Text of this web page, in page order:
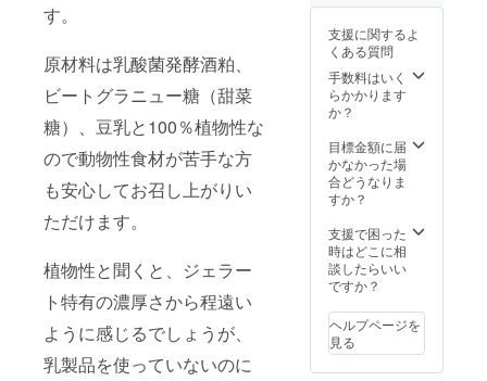
す。
原材料は乳酸菌発酵酒粕、
ビートグラニュー糖（甜菜
糖）、豆乳と100％植物性な
ので動物性食材が苦手な方
も安心してお召し上がりい
ただけます。
植物性と聞くと、ジェラー
ト特有の濃厚さから程遠い
ように感じるでしょうが、
乳製品を使っていないのに
支援に関するよ
くある質問
手数料はいく
らかかります
か？
目標金額に届
かなかった場
合どうなりま
すか？
支援で困った
時はどこに相
談したらいい
ですか？
ヘルプページを
見る